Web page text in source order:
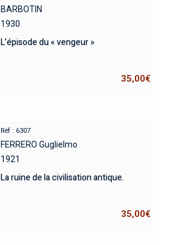
BARBOTIN
1930
L’épisode du « vengeur »
35,00€
Réf : 6307
FERRERO Guglielmo
1921
La ruine de la civilisation antique.
35,00€